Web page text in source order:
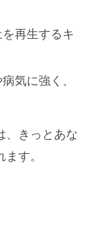
再生するキ
気に強く、
、きっとあな
す。